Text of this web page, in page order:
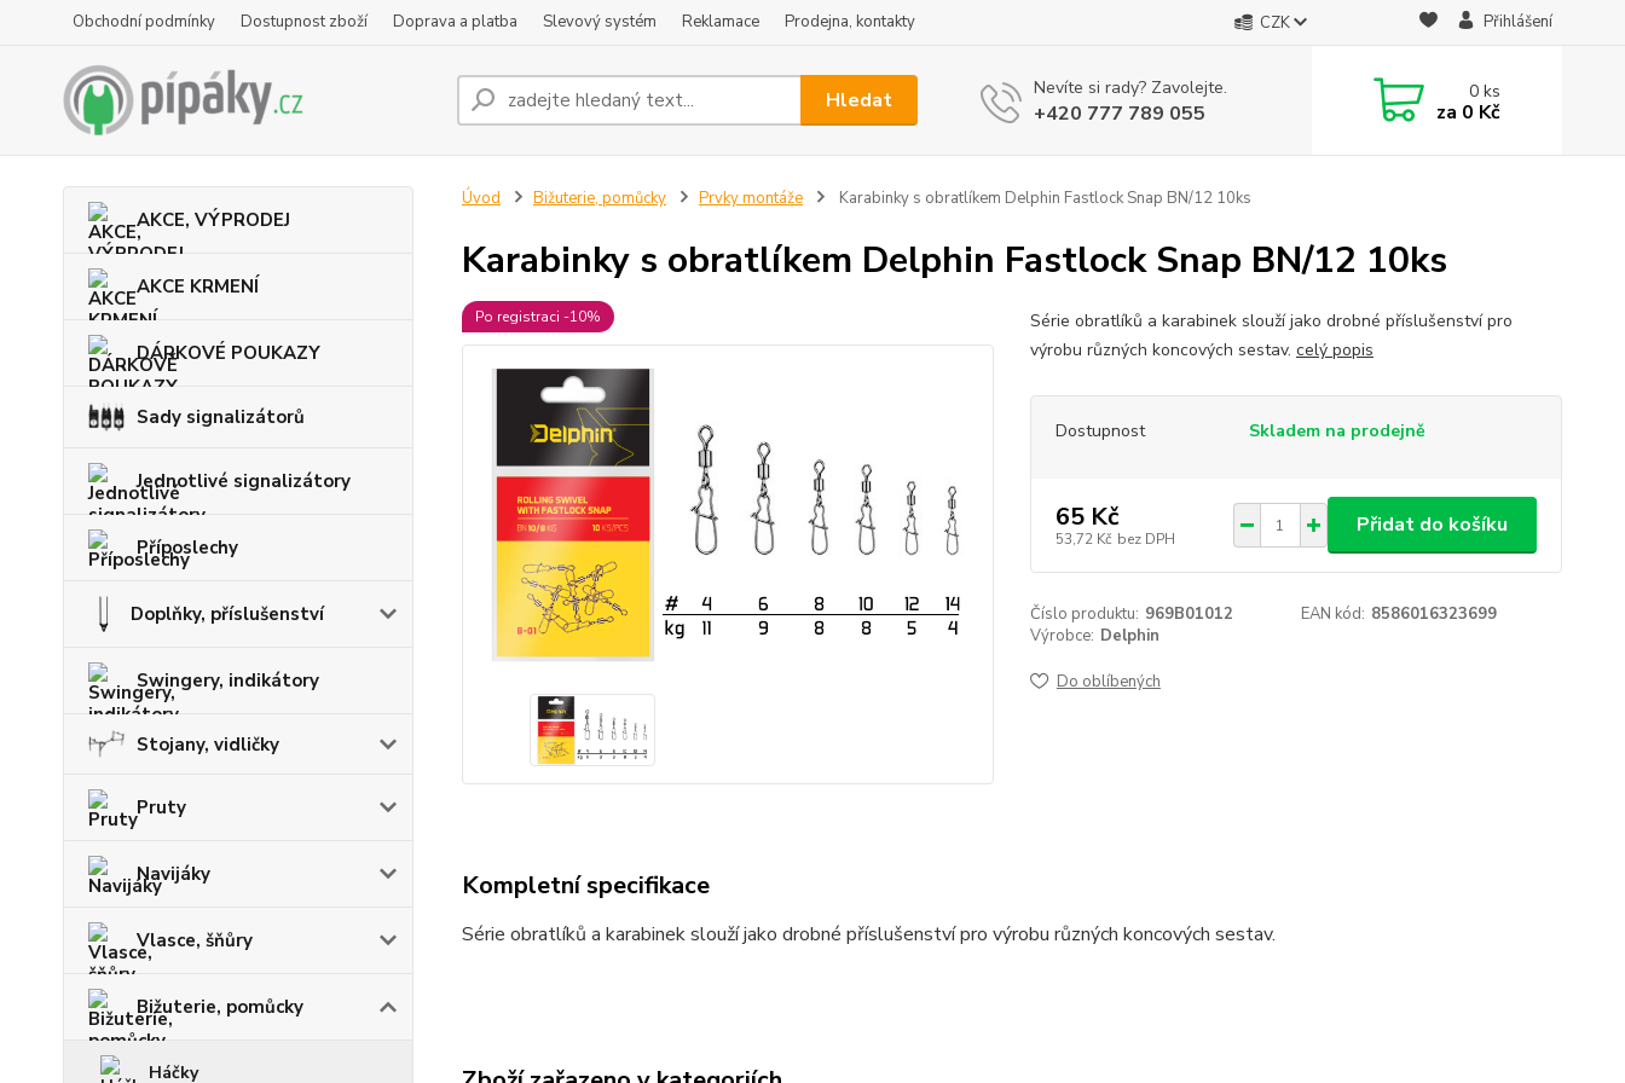
Obchodní podmínky Dostupnost zboží Doprava a platba Slevový systém Reklamace Prodejna, kontakty CZK Přihlášení
Hledat Nevíte si rady? Zavolejte.
+420 777 789 055
0ks
za 0 Kč
AKCE, VÝPRODEJ
AKCE KRMENÍ
DÁRKOVÉ POUKAZY
Sady signalizátorů
Jednotlivé signalizátory
Příposlechy
Doplňky, příslušenství
Swingery, indikátory
Stojany, vidličky
Pruty
Navijáky
Vlasce, šňůry
Bižuterie, pomůcky
Háčky
Úvod Bižuterie, pomůcky Prvky montáže Karabinky s obratlíkem Delphin Fastlock Snap BN/12 10ks
Karabinky s obratlíkem Delphin Fastlock Snap BN/12 10ks
Po registraci -10%
Série obratlíků a karabinek slouží jako drobné příslušenství pro
výrobu různých koncových sestav. celý popis
Dostupnost Skladem na prodejně
65 Kč
53,72 Kč bez DPH
Přidat do košíku
Číslo produktu: 969B01012 EAN kód: 8586016323699
Výrobce: Delphin
Do oblíbených
Kompletní specifikace
Série obratlíků a karabinek slouží jako drobné příslušenství pro výrobu různých koncových sestav.